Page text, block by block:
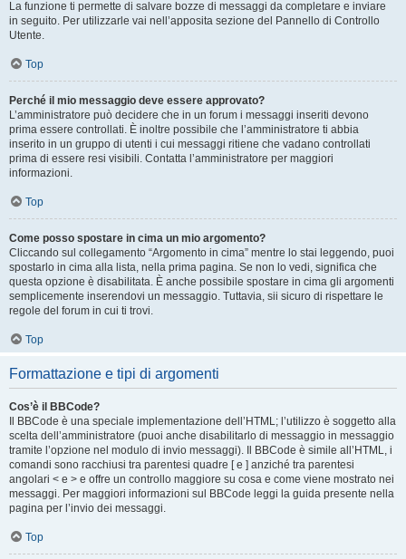
La funzione ti permette di salvare bozze di messaggi da completare e inviare
in seguito. Per utilizzarle vai nell’apposita sezione del Pannello di Controllo
Utente.
Top
Perché il mio messaggio deve essere approvato?
L’amministratore può decidere che in un forum i messaggi inseriti devono
prima essere controllati. È inoltre possibile che l’amministratore ti abbia
inserito in un gruppo di utenti i cui messaggi ritiene che vadano controllati
prima di essere resi visibili. Contatta l’amministratore per maggiori
informazioni.
Top
Come posso spostare in cima un mio argomento?
Cliccando sul collegamento “Argomento in cima” mentre lo stai leggendo, puoi
spostarlo in cima alla lista, nella prima pagina. Se non lo vedi, significa che
questa opzione è disabilitata. È anche possibile spostare in cima gli argomenti
semplicemente inserendovi un messaggio. Tuttavia, sii sicuro di rispettare le
regole del forum in cui ti trovi.
Top
Formattazione e tipi di argomenti
Cos’è il BBCode?
Il BBCode è una speciale implementazione dell’HTML; l’utilizzo è soggetto alla
scelta dell’amministratore (puoi anche disabilitarlo di messaggio in messaggio
tramite l’opzione nel modulo di invio messaggi). Il BBCode è simile all’HTML, i
comandi sono racchiusi tra parentesi quadre [ e ] anziché tra parentesi
angolari < e > e offre un controllo maggiore su cosa e come viene mostrato nei
messaggi. Per maggiori informazioni sul BBCode leggi la guida presente nella
pagina per l’invio dei messaggi.
Top